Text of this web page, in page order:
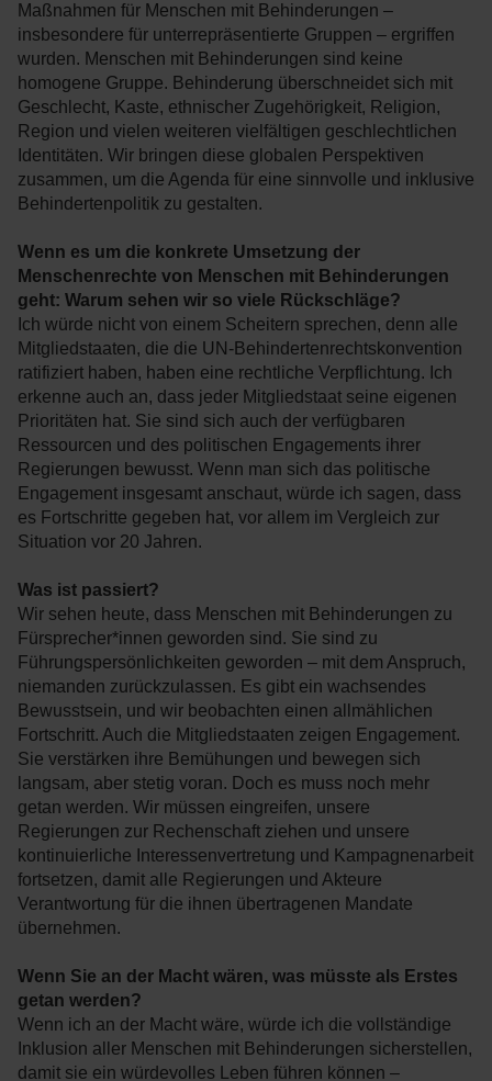
Maßnahmen für Menschen mit Behinderungen –
insbesondere für unterrepräsentierte Gruppen – ergriffen
wurden. Menschen mit Behinderungen sind keine
homogene Gruppe. Behinderung überschneidet sich mit
Geschlecht, Kaste, ethnischer Zugehörigkeit, Religion,
Region und vielen weiteren vielfältigen geschlechtlichen
Identitäten. Wir bringen diese globalen Perspektiven
zusammen, um die Agenda für eine sinnvolle und inklusive
Behindertenpolitik zu gestalten.
Wenn es um die konkrete Umsetzung der
Menschenrechte von Menschen mit Behinderungen
geht: Warum sehen wir so viele Rückschläge?
Ich würde nicht von einem Scheitern sprechen, denn alle
Mitgliedstaaten, die die UN-Behindertenrechtskonvention
ratifiziert haben, haben eine rechtliche Verpflichtung. Ich
erkenne auch an, dass jeder Mitgliedstaat seine eigenen
Prioritäten hat. Sie sind sich auch der verfügbaren
Ressourcen und des politischen Engagements ihrer
Regierungen bewusst. Wenn man sich das politische
Engagement insgesamt anschaut, würde ich sagen, dass
es Fortschritte gegeben hat, vor allem im Vergleich zur
Situation vor 20 Jahren.
Was ist passiert?
Wir sehen heute, dass Menschen mit Behinderungen zu
Fürsprecher*innen geworden sind. Sie sind zu
Führungspersönlichkeiten geworden – mit dem Anspruch,
niemanden zurückzulassen. Es gibt ein wachsendes
Bewusstsein, und wir beobachten einen allmählichen
Fortschritt. Auch die Mitgliedstaaten zeigen Engagement.
Sie verstärken ihre Bemühungen und bewegen sich
langsam, aber stetig voran. Doch es muss noch mehr
getan werden. Wir müssen eingreifen, unsere
Regierungen zur Rechenschaft ziehen und unsere
kontinuierliche Interessenvertretung und Kampagnenarbeit
fortsetzen, damit alle Regierungen und Akteure
Verantwortung für die ihnen übertragenen Mandate
übernehmen.
Wenn Sie an der Macht wären, was müsste als Erstes
getan werden?
Wenn ich an der Macht wäre, würde ich die vollständige
Inklusion aller Menschen mit Behinderungen sicherstellen,
damit sie ein würdevolles Leben führen können –